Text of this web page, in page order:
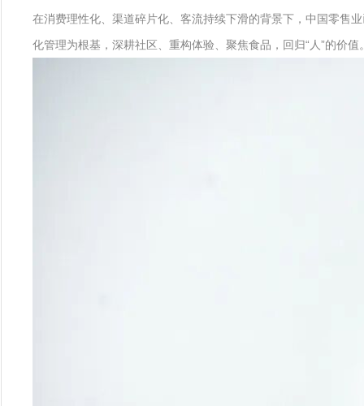
在消费理性化、渠道碎片化、客流持续下滑的背景下，中国零售
化管理为根基，深耕社区、重构体验、聚焦食品，回归“人”的价值